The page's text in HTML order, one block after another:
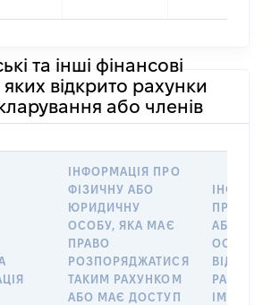
та інші фінансові
відкрито рахунки
або членів
ІНФОРМАЦІЯ ПРО
ФІЗИЧНУ АБО
ЮРИДИЧНУ
ОСОБУ, ЯКА МАЄ
ПРАВО
РОЗПОРЯДЖАТИСЯ
ТАКИМ РАХУНКОМ
АБО МАЄ ДОСТУП
ПРО
АБО
ОСОБУ,
ІМ’Я